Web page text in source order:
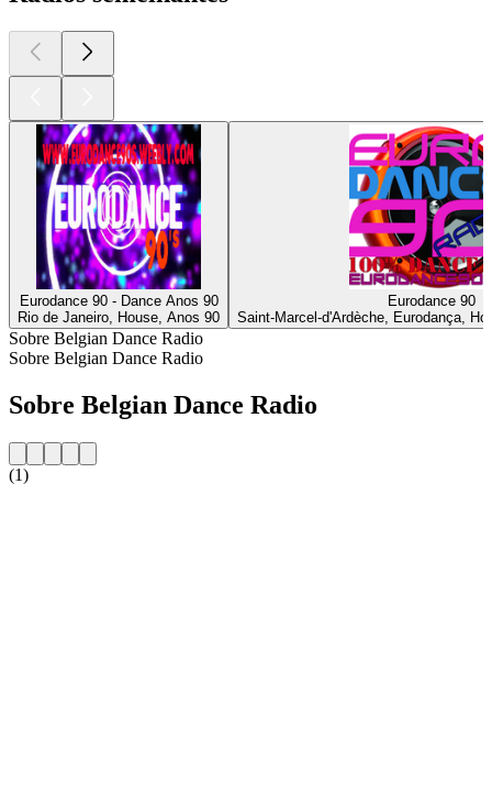
Eurodance 90 - Dance Anos 90
Rio de Janeiro, House, Anos 90
Eurodance 90
Saint-Marcel-d'Ardèche, Eurodança,
Sobre Belgian Dance Radio
Sobre Belgian Dance Radio
Sobre Belgian Dance Radio
(1)